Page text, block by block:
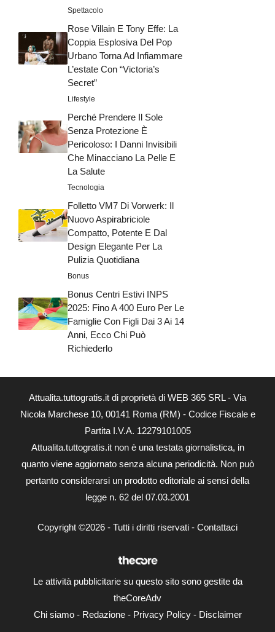
Spettacolo
Rose Villain E Tony Effe: La
Coppia Esplosiva Del Pop
Urbano Torna Ad Infiammare
L’estate Con “Victoria’s
Secret”
Lifestyle
Perché Prendere Il Sole
Senza Protezione È
Pericoloso: I Danni Invisibili
Che Minacciano La Pelle E
La Salute
Tecnologia
Folletto VM7 Di Vorwerk: Il
Nuovo Aspirabriciole
Compatto, Potente E Dal
Design Elegante Per La
Pulizia Quotidiana
Bonus
Bonus Centri Estivi INPS
2025: Fino A 400 Euro Per Le
Famiglie Con Figli Dai 3 Ai 14
Anni, Ecco Chi Può
Richiederlo
Attualita.tuttogratis.it di proprietà di WEB 365 SRL - Via
Nicola Marchese 10, 00141 Roma (RM) - Codice Fiscale e
Partita I.V.A. 12279101005
Attualita.tuttogratis.it non è una testata giornalistica, in
quanto viene aggiornato senza alcuna periodicità. Non può
pertanto considerarsi un prodotto editoriale ai sensi della
legge n. 62 del 07.03.2001
Copyright ©2026 - Tutti i diritti riservati - Contattaci
Le attività pubblicitarie su questo sito sono gestite da
theCoreAdv
Chi siamo- Redazione- Privacy Policy- Disclaimer